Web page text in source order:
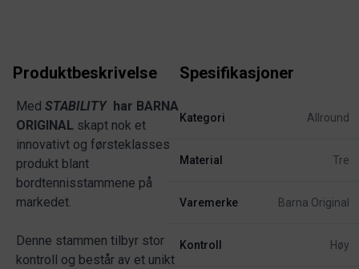
Produktbeskrivelse
Med STABILITY har BARNA
ORIGINAL skapt nok et
innovativt og førsteklasses
produkt blant
bordtennisstammene på
markedet.
Denne stammen tilbyr stor
kontroll og består av et unikt
Spesifikasjoner
Kategori Allround
Material Tre
Varemerke Barna Original
Kontroll Høy